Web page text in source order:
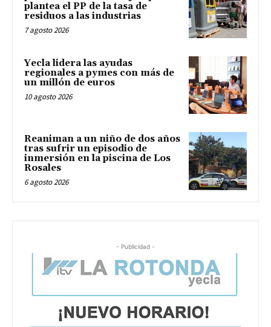
plantea el PP de la tasa de
residuos a las industrias
7 agosto 2026
Yecla lidera las ayudas
regionales a pymes con más de
un millón de euros
10 agosto 2026
Reaniman a un niño de dos años
tras sufrir un episodio de
inmersión en la piscina de Los
Rosales
6 agosto 2026
- Publicidad -